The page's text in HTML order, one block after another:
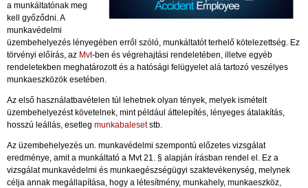
a munkáltatónak meg
kell győződni. A
munkavédelmi
üzembehelyezés lényegében erről szóló, munkáltatót terhelő kötelezettség. Ez
törvényi előírás, az Mvt-ben és végrehajtási rendeletében, illetve egyéb
rendeletekben meghatározott és a hatósági felügyelet alá tartozó veszélyes
munkaeszközök esetében.
Az első használatbavételen túl lehetnek olyan tények, melyek ismételt
üzembehelyezést követelnek, mint például áttelepítés, lényeges átalakítás,
hosszú leállás, esetleg munkabalesetstb.
Az üzembehelyezés un. munkavédelmi szempontú előzetes vizsgálat
eredménye, amit a munkáltató a Mvt 21. § alapján írásban rendel el. Ez a
vizsgálat munkavédelmi és munkaegészségügyi szaktevékenység, melynek
célja annak megállapítása, hogy a létesítmény, munkahely, munkaeszköz,